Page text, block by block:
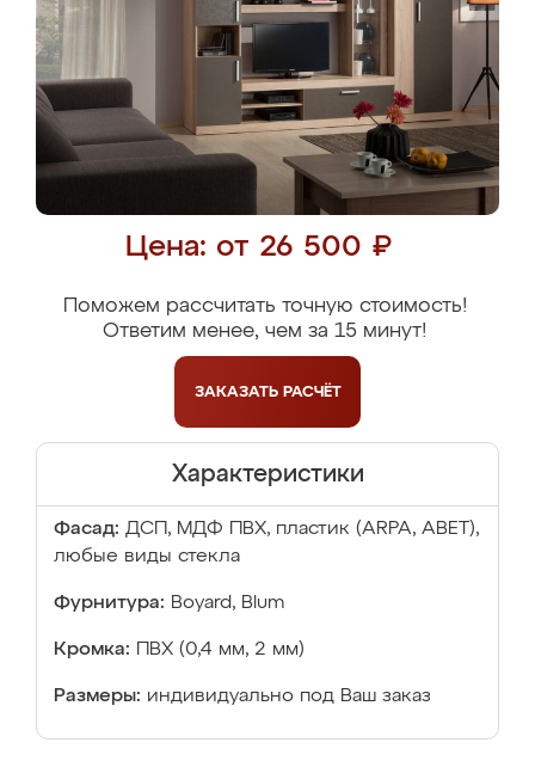
Цена: от 26 500 ₽
Поможем рассчитать точную стоимость!
Ответим менее, чем за 15 минут!
ЗАКАЗАТЬ РАСЧЁТ
Характеристики
Фасад: ДСП, МДФ ПВХ, пластик (ARPA, ABET),
любые виды стекла
Фурнитура: Boyard, Blum
Кромка: ПВХ (0,4 мм, 2 мм)
Размеры: индивидуально под Ваш заказ